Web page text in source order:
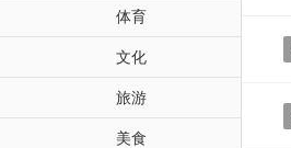
体育
文化
旅游
美食